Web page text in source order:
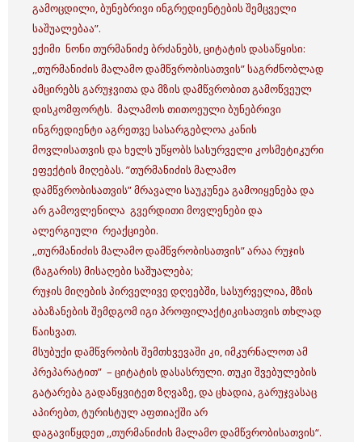
გამოცდილი, ბუნებრივი ინგრედიენტების შემცველი
საშუალებაა”.
ექიმი ნონი თურმანიძე ბრძანებს, ციტატის დასაწყისი:
,,თურმანიძის მალამო დამწვრობისათვის” საგრძნობლად
ამცირებს გარუჯვითა და მზის დამწვრობით გამოწვეულ
დისკომფორტს. მალამოს თითოეული ბუნებრივი
ინგრედიენტი აგრეთვე სასარგებლოა კანის
მოვლისათვის და ხელს უწყობს სასურველი კოსმეტიკური
ეფექტის მიღებას. ”თურმანიძის მალამო
დამწვრობისათვის” მრავალი საუკუნეა გამოიყენება და
არ გამოვლენილა გვერდითი მოვლენები და
ალერგიული რეაქციები.
,,თურმანიძის მალამო დამწვრობისათვის” არაა რუჯის
(ზაგარის) მისაღები საშუალება;
რუჯის მიღების პირველივე დღეებში, სასურველია, მზის
აბაზანების შემდგომ იგი პროფილაქტიკისათვის თხლად
წაისვათ.
მსუბუქი დამწვრობის შემთხვევაში კი, იმკურნალოთ ამ
პრეპარატით” – ციტატის დასასრული. თუკი შვებულების
გატარება გადაწყვიტეთ ზღვაზე, და ცხადია, გარუჯვასაც
აპირებთ, ტურისტულ აფთიაქში არ
დაგავიწყდეთ ,,თურმანიძის მალამო დამწვრობისათვის“.